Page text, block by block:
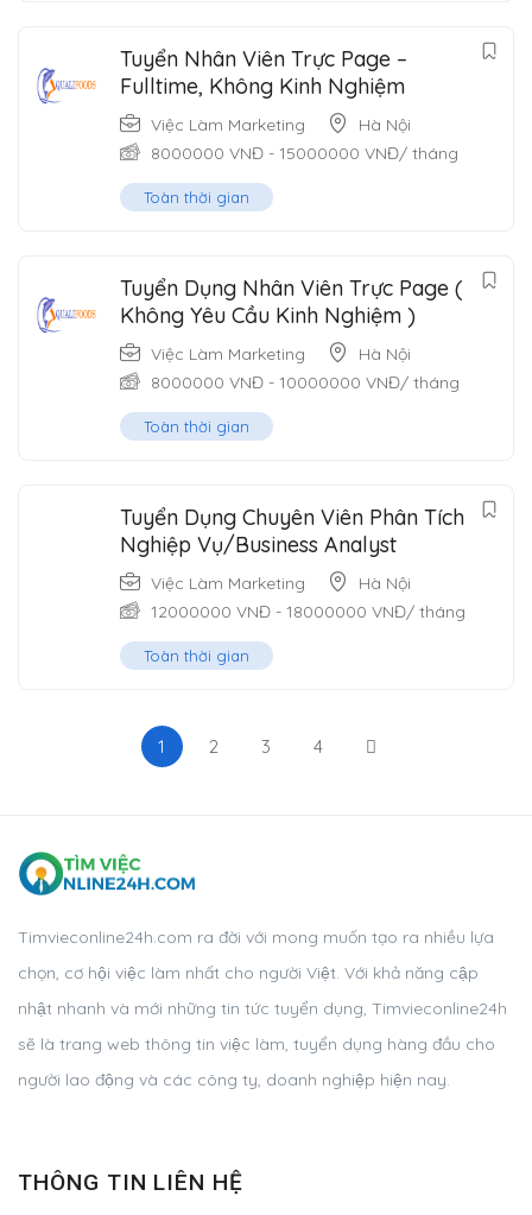
Tuyển Nhân Viên Trực Page –
Fulltime, Không Kinh Nghiệm
Việc Làm Marketing
Hà Nội
8000000 VNĐ - 15000000 VNĐ/ tháng
Toàn thời gian
Tuyển Dụng Nhân Viên Trực Page (
Không Yêu Cầu Kinh Nghiệm )
Việc Làm Marketing
Hà Nội
8000000 VNĐ - 10000000 VNĐ/ tháng
Toàn thời gian
Tuyển Dụng Chuyên Viên Phân Tích
Nghiệp Vụ/Business Analyst
Việc Làm Marketing
Hà Nội
12000000 VNĐ - 18000000 VNĐ/ tháng
Toàn thời gian
1 2 3 4
Timvieconline24h.com ra đời với mong muốn tạo ra nhiều lựa
chọn, cơ hội việc làm nhất cho người Việt. Với khả năng cập
nhật nhanh và mới những tin tức tuyển dụng, Timvieconline24h
sẽ là trang web thông tin việc làm, tuyển dụng hàng đầu cho
người lao động và các công ty, doanh nghiệp hiện nay.
THÔNG TIN LIÊN HỆ